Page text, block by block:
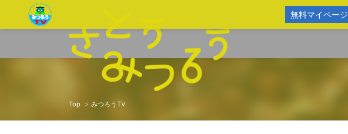
Top みつろうTV
無料マイページ